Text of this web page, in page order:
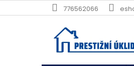
na
776562066